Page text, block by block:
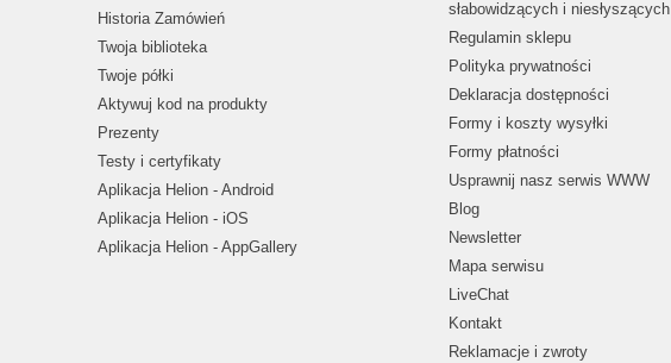
Historia Zamówień
Twoja biblioteka
Twoje półki
Aktywuj kod na produkty
Prezenty
Testy i certyfikaty
Aplikacja Helion - Android
Aplikacja Helion - iOS
Aplikacja Helion - AppGallery
słabowidzących i niesłyszących
Regulamin sklepu
Polityka prywatności
Deklaracja dostępności
Formy i koszty wysyłki
Formy płatności
Usprawnij nasz serwis WWW
Blog
Newsletter
Mapa serwisu
LiveChat
Kontakt
Reklamacje i zwroty